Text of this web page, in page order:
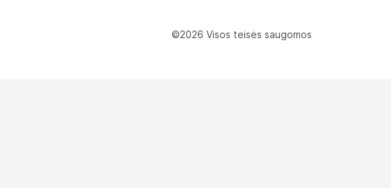
©2026 Visos teisės saugomos